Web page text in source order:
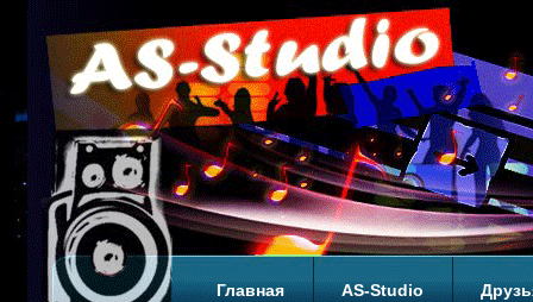
Главная AS-Studio